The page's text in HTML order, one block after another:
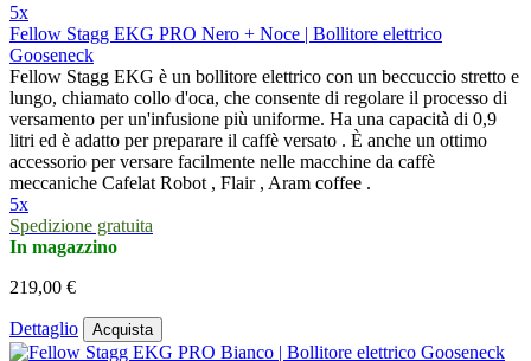
5x
Fellow Stagg EKG PRO Nero + Noce | Bollitore elettrico
Gooseneck
Fellow Stagg EKG è un bollitore elettrico con un beccuccio stretto e
lungo, chiamato collo d'oca, che consente di regolare il processo di
versamento per un'infusione più uniforme. Ha una capacità di 0,9
litri ed è adatto per preparare il caffè versato . È anche un ottimo
accessorio per versare facilmente nelle macchine da caffè
meccaniche Cafelat Robot , Flair , Aram coffee .
5x
Spedizione gratuita
In magazzino
219,00 €
Dettaglio Acquista